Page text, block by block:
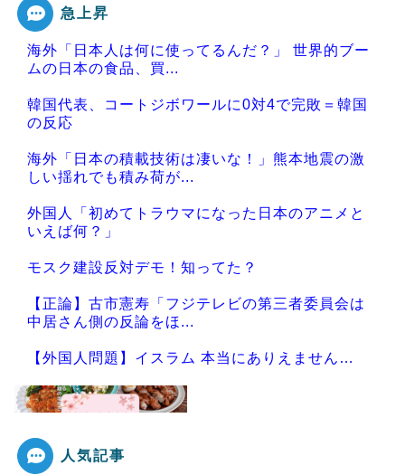
急上昇
海外「日本人は何に使ってるんだ？」 世界的ブー
ムの日本の食品、買...
韓国代表、コートジボワールに0対4で完敗＝韓国
の反応
海外「日本の積載技術は凄いな！」熊本地震の激
しい揺れでも積み荷が...
外国人「初めてトラウマになった日本のアニメと
いえば何？」
モスク建設反対デモ！知ってた？
【正論】古市憲寿「フジテレビの第三者委員会は
中居さん側の反論をほ...
【外国人問題】イスラム 本当にありえません…
Powered by livedoor 相互RSS
人気記事